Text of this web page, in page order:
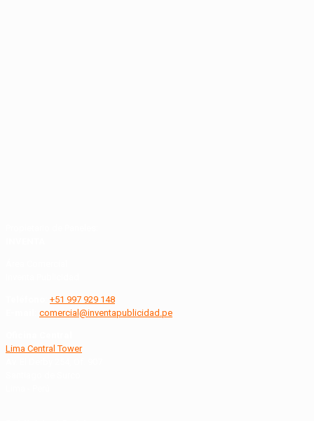
+51 997 929 148
comercial@inventapublicidad.pe
Lima Central Tower